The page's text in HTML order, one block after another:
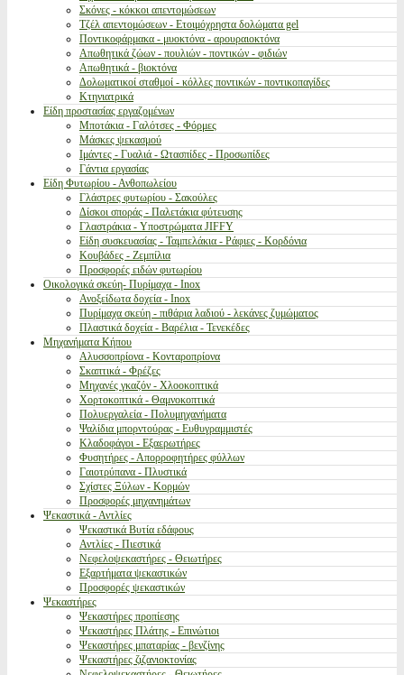
Σκόνες - κόκκοι απεντομώσεων
Τζέλ απεντομώσεων - Ετοιμόχρηστα δολώματα gel
Ποντικοφάρμακα - μυοκτόνα - αρουραιοκτόνα
Απωθητικά ζώων - πουλιών - ποντικών - φιδιών
Απωθητικά - βιοκτόνα
Δολωματικοί σταθμοί - κόλλες ποντικών - ποντικοπαγίδες
Κτηνιατρικά
Είδη προστασίας εργαζομένων
Μποτάκια - Γαλότσες - Φόρμες
Μάσκες ψεκασμού
Ιμάντες - Γυαλιά - Ωτασπίδες - Προσωπίδες
Γάντια εργασίας
Είδη Φυτωρίου - Ανθοπωλείου
Γλάστρες φυτωρίου - Σακούλες
Δίσκοι σποράς - Παλετάκια φύτευσης
Γλαστράκια - Υποστρώματα JIFFY
Είδη συσκευασίας - Ταμπελάκια - Ράφιες - Κορδόνια
Κουβάδες - Ζεμπίλια
Προσφορές ειδών φυτωρίου
Οικολογικά σκεύη- Πυρίμαχα - Inox
Ανοξείδωτα δοχεία - Inox
Πυρίμαχα σκεύη - πιθάρια λαδιού - λεκάνες ζυμώματος
Πλαστικά δοχεία - Βαρέλια - Τενεκέδες
Μηχανήματα Κήπου
Αλυσσοπρίονα - Κονταροπρίονα
Σκαπτικά - Φρέζες
Μηχανές γκαζόν - Χλοοκοπτικά
Χορτοκοπτικά - Θαμνοκοπτικά
Πολυεργαλεία - Πολυμηχανήματα
Ψαλίδια μπορντούρας - Ευθυγραμμιστές
Κλαδοφάγοι - Εξαερωτήρες
Φυσητήρες - Απορροφητήρες φύλλων
Γαιοτρύπανα - Πλυστικά
Σχίστες Ξύλων - Κορμών
Προσφορές μηχανημάτων
Ψεκαστικά - Αντλίες
Ψεκαστικά Βυτία εδάφους
Αντλίες - Πιεστικά
Νεφελοψεκαστήρες - Θειωτήρες
Εξαρτήματα ψεκαστικών
Προσφορές ψεκαστικών
Ψεκαστήρες
Ψεκαστήρες προπίεσης
Ψεκαστήρες Πλάτης - Επινώτιοι
Ψεκαστήρες μπαταρίας - βενζίνης
Ψεκαστήρες ζιζανιοκτονίας